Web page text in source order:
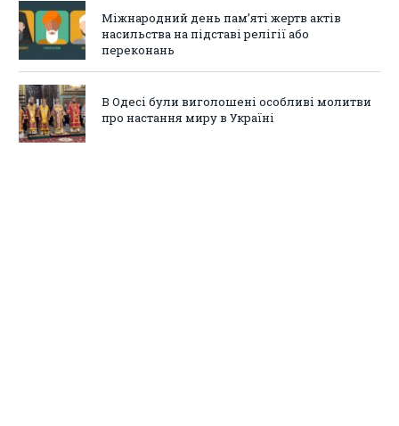
Міжнародний день пам’яті жертв актів
насильства на підставі релігії або
переконань
В Одесі були виголошені особливі молитви
про настання миру в Україні